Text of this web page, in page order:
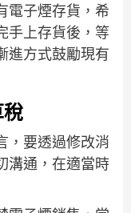
電子煙存貨，希
手上存貨後，等
進方式鼓勵現有
稅
，要透過修改消
溝通，在適當時